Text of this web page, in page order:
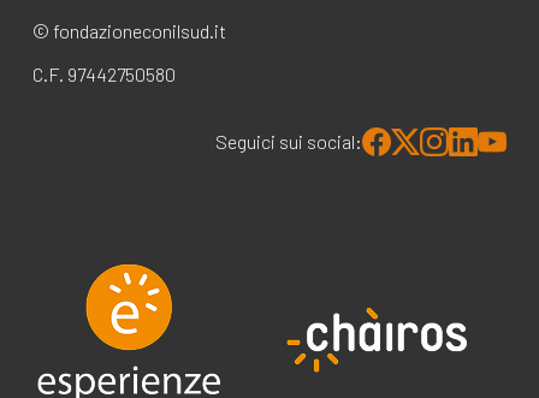
© fondazioneconilsud.it
C.F. 97442750580
Seguici sui social: